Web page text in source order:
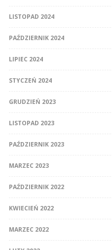
LISTOPAD 2024
PAŹDZIERNIK 2024
LIPIEC 2024
STYCZEŃ 2024
GRUDZIEŃ 2023
LISTOPAD 2023
PAŹDZIERNIK 2023
MARZEC 2023
PAŹDZIERNIK 2022
KWIECIEŃ 2022
MARZEC 2022